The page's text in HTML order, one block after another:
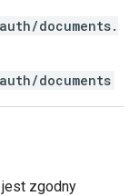
documents.
documents
jest zgodny